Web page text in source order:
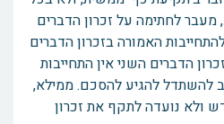
לחתימה על זכרון הדברים
האמורה בזכרון הדברים
הדברים השני אין התחייבות
להשתדל להגיע להסכם. ממילא,
ולא נועדה לתקף את זכרון